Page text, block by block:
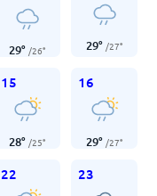
29° /26° 29° /27°
15
28° /25°
16
29° /27°
22 23